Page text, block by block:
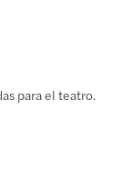
para el teatro.